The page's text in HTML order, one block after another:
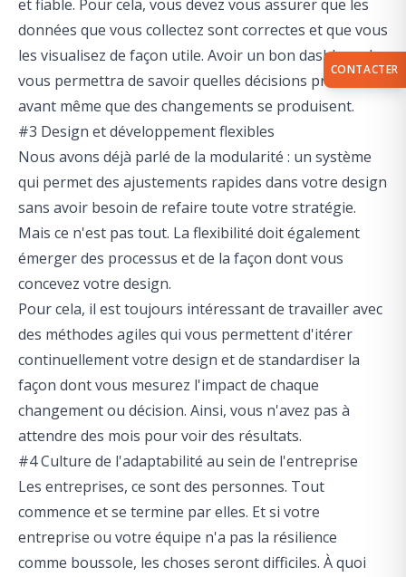
et fiable. Pour cela, vous devez vous assurer que les
données que vous collectez sont correctes et que vous
les visualisez de façon utile. Avoir un bon dashboard
vous permettra de savoir quelles décisions prendre
avant même que des changements se produisent.
#3 Design et développement flexibles
Nous avons déjà parlé de la modularité : un système
qui permet des ajustements rapides dans votre design
sans avoir besoin de refaire toute votre stratégie.
Mais ce n'est pas tout. La flexibilité doit également
émerger des processus et de la façon dont vous
concevez votre design.
Pour cela, il est toujours intéressant de travailler avec
des méthodes agiles qui vous permettent d'itérer
continuellement votre design et de standardiser la
façon dont vous mesurez l'impact de chaque
changement ou décision. Ainsi, vous n'avez pas à
attendre des mois pour voir des résultats.
#4 Culture de l'adaptabilité au sein de l'entreprise
Les entreprises, ce sont des personnes. Tout
commence et se termine par elles. Et si votre
entreprise ou votre équipe n'a pas la résilience
comme boussole, les choses seront difficiles. À quoi
CONTACTER